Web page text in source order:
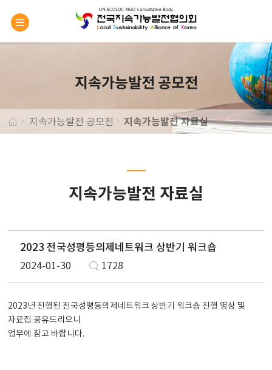
지속가능발전 공모전
지속가능발전 공모전 지속가능발전 자료실
지속가능발전 자료실
2023 전국성평등의제네트워크 상반기 워크숍
2024-01-30 1728
2023년 진행된 전국성평등의제네트워크 상반기 워크숍 진행 영상 및
자료집 공유드리오니
업무에 참고 바랍니다.